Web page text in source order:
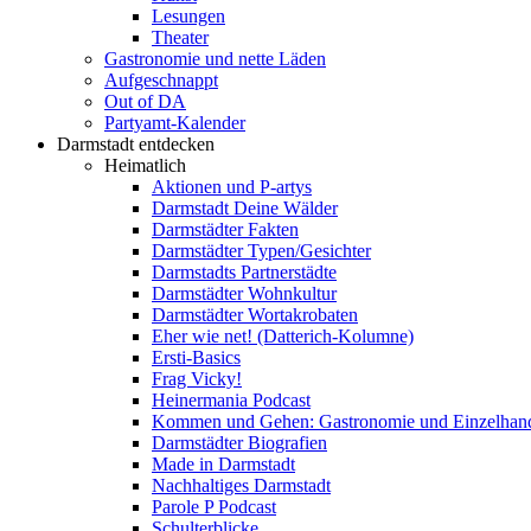
Lesungen
Theater
Gastronomie und nette Läden
Aufgeschnappt
Out of DA
Partyamt-Kalender
Darmstadt entdecken
Heimatlich
Aktionen und P-artys
Darmstadt Deine Wälder
Darmstädter Fakten
Darmstädter Typen/Gesichter
Darmstadts Partnerstädte
Darmstädter Wohnkultur
Darmstädter Wortakrobaten
Eher wie net! (Datterich-Kolumne)
Ersti-Basics
Frag Vicky!
Heinermania Podcast
Kommen und Gehen: Gastronomie und
Darmstädter Biografien
Made in Darmstadt
Nachhaltiges Darmstadt
Parole P Podcast